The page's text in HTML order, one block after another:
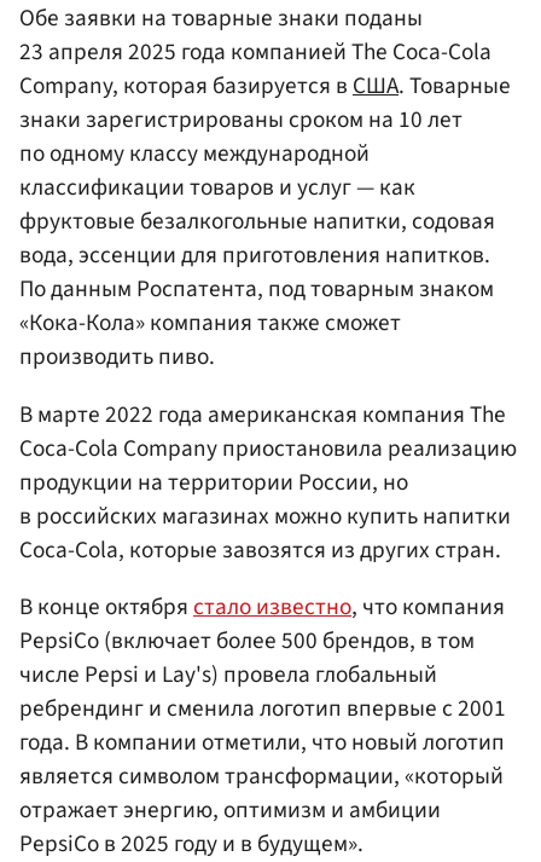
Обе заявки на товарные знаки поданы
23 апреля 2025 года компанией The Coca-Cola
Company, которая базируется вСША. Товарные
знаки зарегистрированы сроком на 10 лет
по одному классу международной
классификации товаров и услуг — как
фруктовые безалкогольные напитки, содовая
вода, эссенции для приготовления напитков.
По данным Роспатента, под товарным знаком
«Кока-Кола» компания также сможет
производить пиво.
В марте 2022 года американская компания The
Coca-Cola Company приостановила реализацию
продукции на территории России, но
в российских магазинах можно купить напитки
Coca-Cola, которые завозятся из других стран.
В конце октябрястало известно, что компания
PepsiCо (включает более 500 брендов, в том
числе Pepsi и Lay's) провела глобальный
ребрендинг и сменила логотип впервые с 2001
года. В компании отметили, что новый логотип
является символом трансформации, «который
отражает энергию, оптимизм и амбиции
PepsiCo в 2025 году и в будущем».